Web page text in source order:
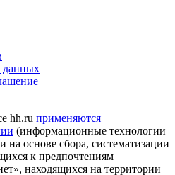
данных
hh.ru применяются
(информационные технологии
на основе сбора, систематизации
к предпочтениям
находящихся на территории